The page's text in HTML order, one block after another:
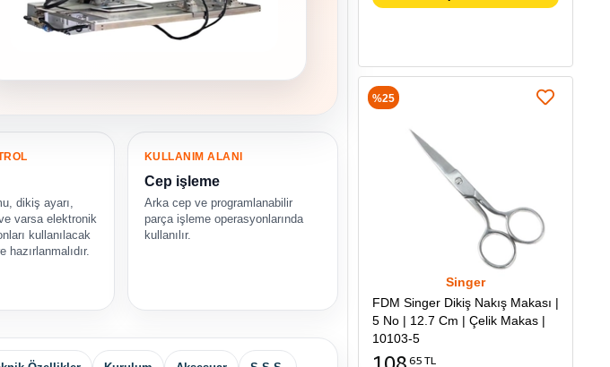
dikiş ayarı,
varsa elektronik
kullanılacak
hazırlanmalıdır.
KULLANIM ALANI
Cep işleme
Arka cep ve programlanabilir
parça işleme operasyonlarında
kullanılır.
Singer
FDM Singer Dikiş Nakış Makası |
5 No | 12.7 Cm | Çelik Makas |
10103-5
65 TL
%25